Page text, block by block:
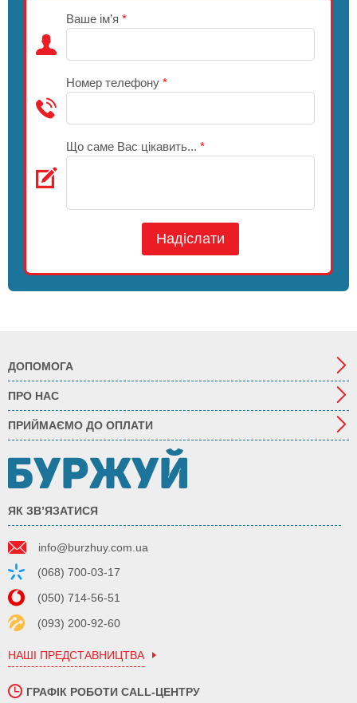
Ваше ім’я *
Номер телефону *
Що саме Вас цікавить... *
Надіслати
ДОПОМОГА
ПРО НАС
ПРИЙМАЄМО ДО ОПЛАТИ
ЯК ЗВ’ЯЗАТИСЯ
info@burzhuy.com.ua
(068) 700-03-17
(050) 714-56-51
(093) 200-92-60
НАШІ ПРЕДСТАВНИЦТВА
ГРАФІК РОБОТИ CALL-ЦЕНТРУ